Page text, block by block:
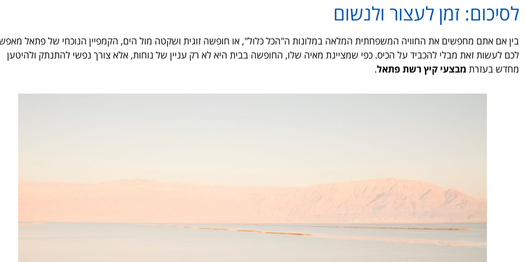
לסיכום: זמן לעצור ולנשום
בין אם אתם מחפשים את החוויה המשפחתית המלאה במלונות ה"הכל כלול", או חופשה זוגית ושקטה מול הים, הקמפיין הנוכחי של פתאל
לכם לעשות זאת מבלי להכביד על הכיס. כפי שמציינת מאיה שלו, החופשה בבית היא לא רק עניין של נוחות, אלא צורך נפשי להתנתק ולהיטען
מחדש בעזרת מבצעי קיץ רשת פתאל.